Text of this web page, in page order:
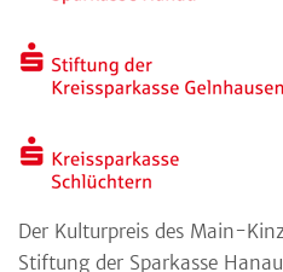
Der Kulturpreis des Main-
Stiftung der Sparkasse